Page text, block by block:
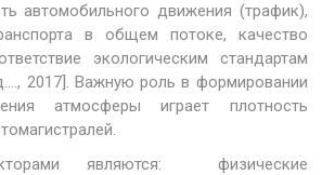
автомобильного движения (трафик),
в общем потоке, качество
экологическим стандартам
2017]. Важную роль в формировании
атмосферы играет плотность
являются: физические